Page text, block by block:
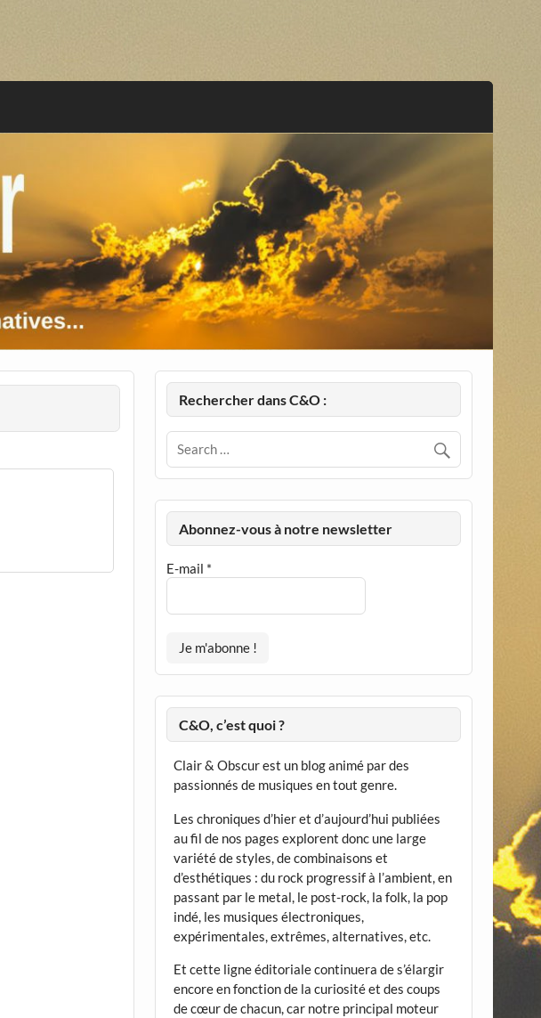
Rechercher dans C&O :
Abonnez-vous à notre newsletter
E-mail *
C&O, c’est quoi ?
Clair & Obscur est un blog animé par des
passionnés de musiques en tout genre.
Les chroniques d’hier et d’aujourd’hui publiées
au fil de nos pages explorent donc une large
variété de styles, de combinaisons et
d’esthétiques : du rock progressif à l’ambient, en
passant par le metal, le post-rock, la folk, la pop
indé, les musiques électroniques,
expérimentales, extrêmes, alternatives, etc.
Et cette ligne éditoriale continuera de s’élargir
encore en fonction de la curiosité et des coups
de cœur de chacun, car notre principal moteur